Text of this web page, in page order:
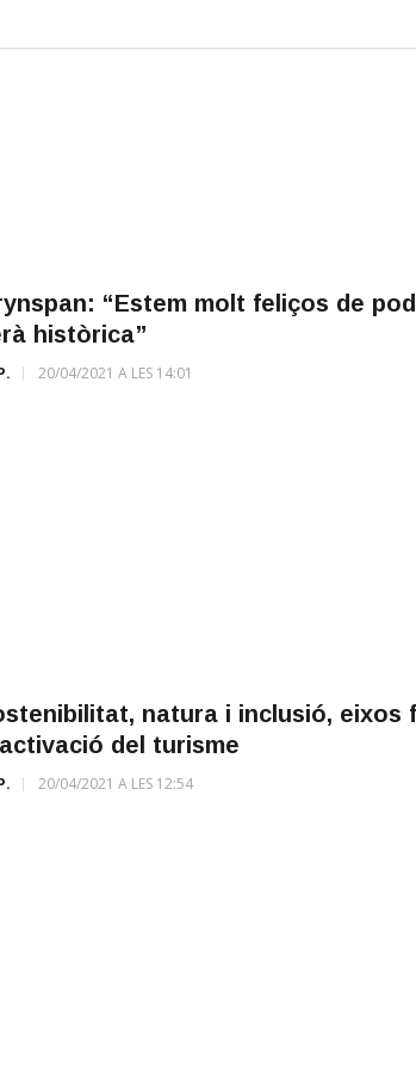
“Estem molt feliços de
històrica”
20/04/2021 A LES 14:01
natura i inclusió, eixos
del turisme
20/04/2021 A LES 12:54